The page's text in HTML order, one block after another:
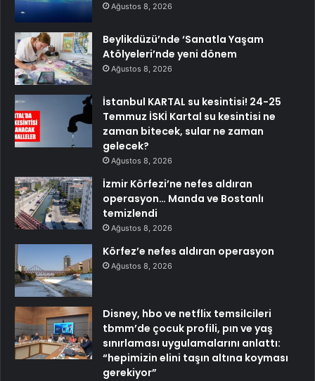
Ağustos 8, 2026
Beylikdüzü’nde ‘Sanatla Yaşam
Atölyeleri’nde yeni dönem
Ağustos 8, 2026
İstanbul KARTAL su kesintisi! 24-25
Temmuz İSKİ Kartal su kesintisi ne
zaman bitecek, sular ne zaman
gelecek?
Ağustos 8, 2026
İzmir Körfezi’ne nefes aldıran
operasyon… Manda ve Bostanlı
temizlendi
Ağustos 8, 2026
Körfez’e nefes aldıran operasyon
Ağustos 8, 2026
Disney, hbo ve netflix temsilcileri
tbmm’de çocuk profili, pın ve yaş
sınırlaması uygulamalarını anlattı:
“hepimizin elini taşın altına koyması
gerekiyor”